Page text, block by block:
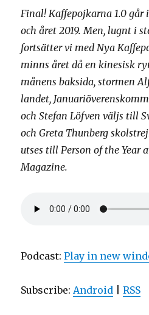
Final! Kaffepojkarna 1.0
och året 2019. Men, lugnt i
fortsätter vi med Nya
minns året då en kinesisk
månens baksida, stormen
landet,
och Stefan Löfven väljs till
och Greta Thunberg
utses till Person of the Year
Magazine.
Podcast:Play in new
Subscribe: Android |RSS